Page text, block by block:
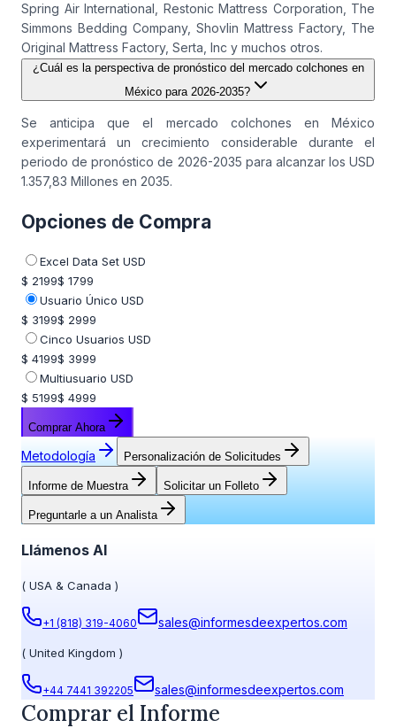
Spring Air International, Restonic Mattress Corporation, The
Simmons Bedding Company, Shovlin Mattress Factory, The
Original Mattress Factory, Serta, Inc y muchos otros.
¿Cuál es la perspectiva de pronóstico del mercado colchones en
México para 2026-2035?
Se anticipa que el mercado colchones en México
experimentará un crecimiento considerable durante el
periodo de pronóstico de 2026-2035 para alcanzar los USD
1.357,83 Millones en 2035.
Opciones de Compra
Excel Data Set USD
$ 2199$ 1799
Usuario Único USD
$ 3199$ 2999
Cinco Usuarios USD
$ 4199$ 3999
Multiusuario USD
$ 5199$ 4999
Comprar Ahora
Metodología Personalización de Solicitudes
Informe de Muestra Solicitar un Folleto
Preguntarle a un Analista
Llámenos Al
( USA & Canada )
+1 (818) 319-4060 sales@informesdeexpertos.com
( United Kingdom )
+44 7441 392205 sales@informesdeexpertos.com
Comprar el Informe